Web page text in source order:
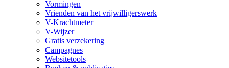
Vormingen
Vrienden van het vrijwilligerswerk
V-Krachtmeter
V-Wijzer
Gratis verzekering
Campagnes
Websitetools